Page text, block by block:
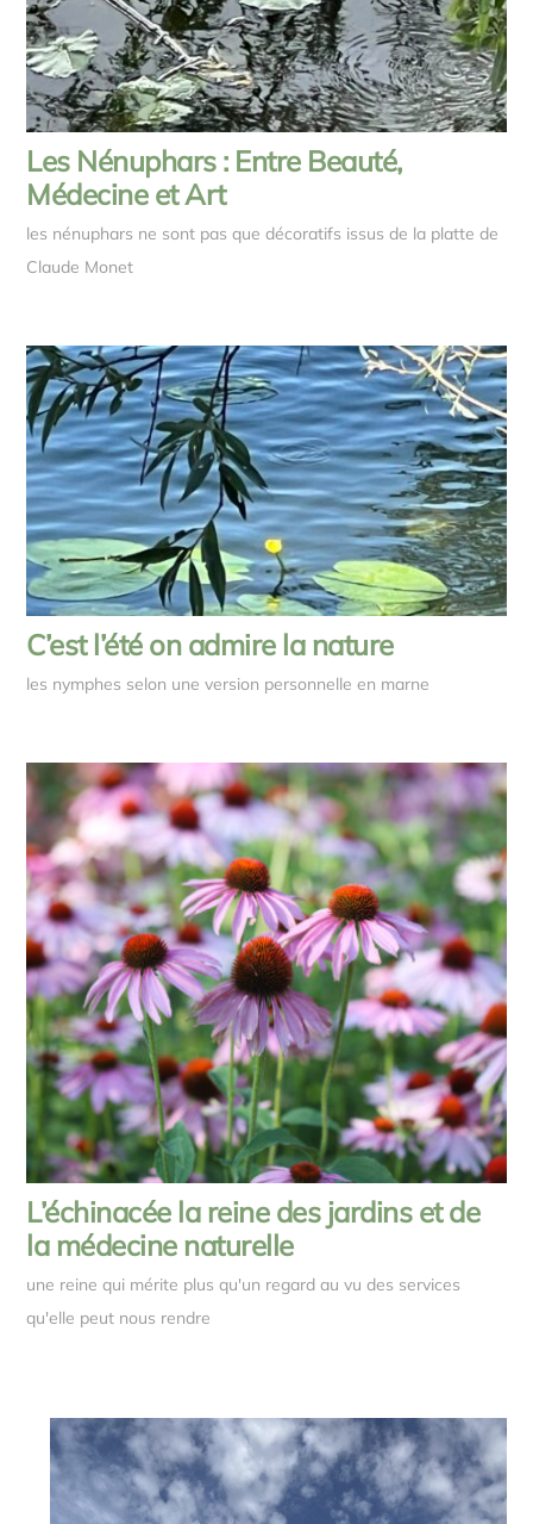
Les Nénuphars : Entre Beauté,
Médecine et Art
les nénuphars ne sont pas que décoratifs issus de la platte de
Claude Monet
C’est l’été on admire la nature
les nymphes selon une version personnelle en marne
L’échinacée la reine des jardins et de
la médecine naturelle
une reine qui mérite plus qu'un regard au vu des services
qu'elle peut nous rendre